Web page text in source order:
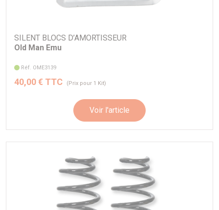
SILENT BLOCS D’AMORTISSEUR
Old Man Emu
Réf. OME3139
40,00 € TTC (Prix pour 1 Kit)
Voir l'article